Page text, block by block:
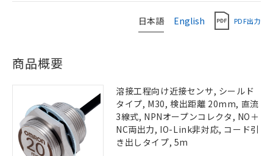
日本語 English PDF出力
商品概要
溶接工程向け近接センサ, シールド
タイプ, M30, 検出距離 20mm, 直流
3線式, NPNオープンコレクタ, NO＋
NC両出力, IO-Link非対応, コード引
き出しタイプ, 5m